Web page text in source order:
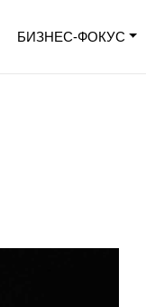
БИЗНЕС-ФОКУС